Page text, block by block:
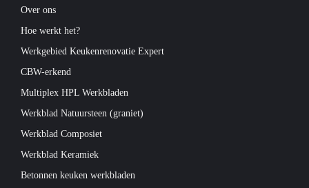
Over ons
Hoe werkt het?
Werkgebied Keukenrenovatie Expert
CBW-erkend
Multiplex HPL Werkbladen
Werkblad Natuursteen (graniet)
Werkblad Composiet
Werkblad Keramiek
Betonnen keuken werkbladen